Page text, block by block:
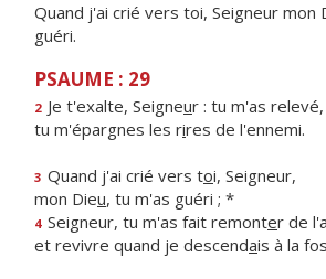
Quand j'ai crié vers toi, Seigneur mon
guéri.
PSAUME : 29
2 Je t'exalte, Seigneur : tu m'as relevé,
tu m'épargnes les rires de l'ennemi.
3 Quand j'ai crié vers toi, Seigneur,
mon Dieu, tu m'as guéri ; *
4 Seigneur, tu m'as fait remonter de
et revivre quand je descendais à la